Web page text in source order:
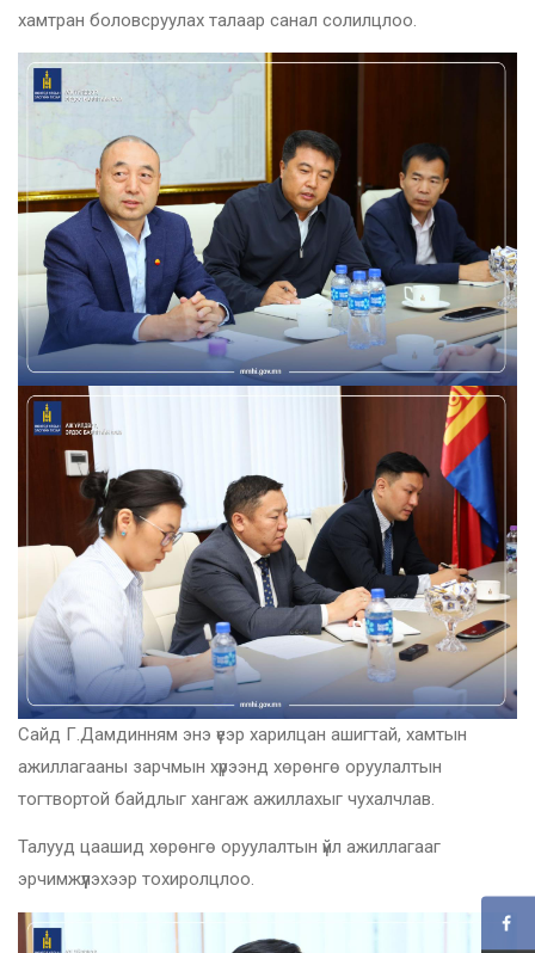
хамтран боловсруулах талаар санал солилцлоо.
Сайд Г.Дамдинням энэ үеэр харилцан ашигтай, хамтын
ажиллагааны зарчмын хүрээнд хөрөнгө оруулалтын
тогтвортой байдлыг хангаж ажиллахыг чухалчлав.
Талууд цаашид хөрөнгө оруулалтын үйл ажиллагааг
эрчимжүүлэхээр тохиролцлоо.